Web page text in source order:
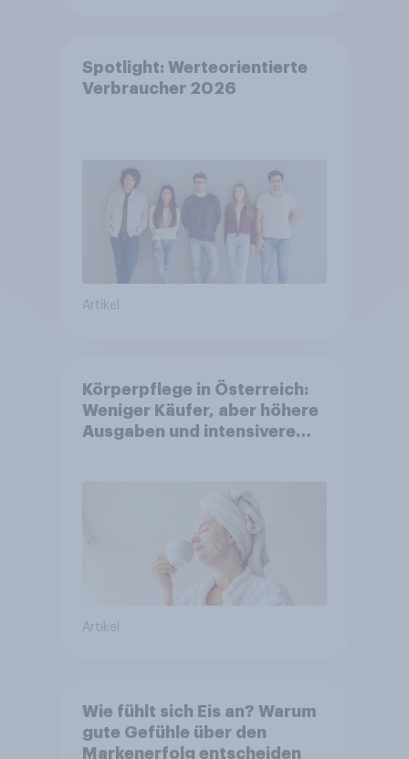
Spotlight: Werteorientierte
Verbraucher 2026
Artikel
Körperpflege in Österreich:
Weniger Käufer, aber höhere
Ausgaben und intensivere
Artikel
Wie fühlt sich Eis an? Warum
gute Gefühle über den
Markenerfolg entscheiden